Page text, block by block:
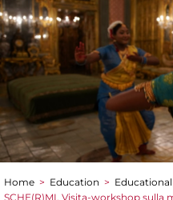
Home > Education >
SCHE(R)MI. Visita-workshop sulla